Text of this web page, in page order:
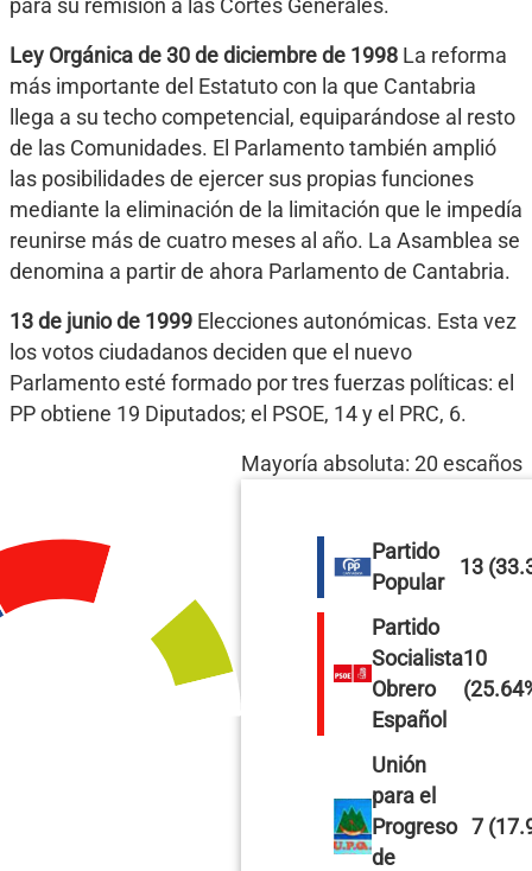
para su remisión a las Cortes Generales.
Ley Orgánica de 30 de diciembre de 1998 La reforma
más importante del Estatuto con la que Cantabria
llega a su techo competencial, equiparándose al resto
de las Comunidades. El Parlamento también amplió
las posibilidades de ejercer sus propias funciones
mediante la eliminación de la limitación que le impedía
reunirse más de cuatro meses al año. La Asamblea se
denomina a partir de ahora Parlamento de Cantabria.
13 de junio de 1999 Elecciones autonómicas. Esta vez
los votos ciudadanos deciden que el nuevo
Parlamento esté formado por tres fuerzas políticas: el
PP obtiene 19 Diputados; el PSOE, 14 y el PRC, 6.
Mayoría absoluta: 20 escaños
Partido
Popular
13
Partido
Socialista
Obrero
Español
10
Unión
para el
Progreso
de
7